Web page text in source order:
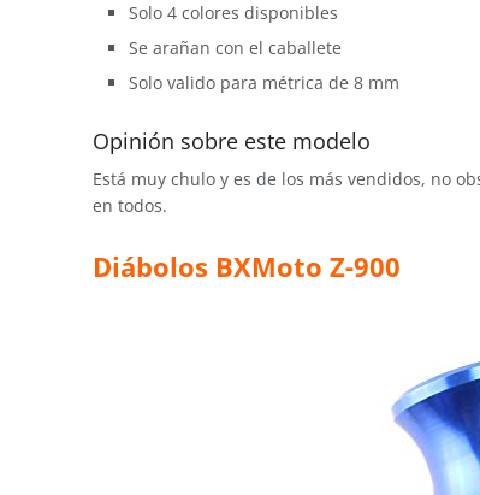
Solo 4 colores disponibles
Se arañan con el caballete
Solo valido para métrica de 8 mm
Opinión sobre este modelo
Está muy chulo y es de los más vendidos, no
en todos.
Diábolos BXMoto Z-900